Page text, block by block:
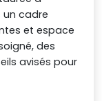
un cadre
et espace
des
avisés pour